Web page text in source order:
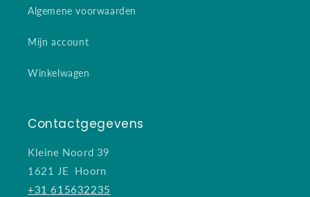
Algemene voorwaarden
Mijn account
Winkelwagen
Contactgegevens
Kleine Noord 39
1621 JE Hoorn
+31 615632235